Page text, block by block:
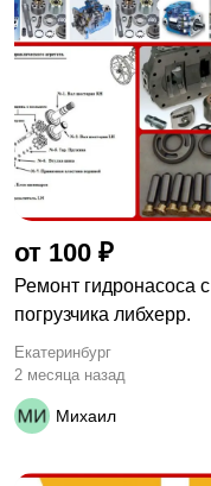
от 100 ₽
Ремонт гидронасоса с
погрузчика либхерр.
Екатеринбург
2 месяца назад
Михаил